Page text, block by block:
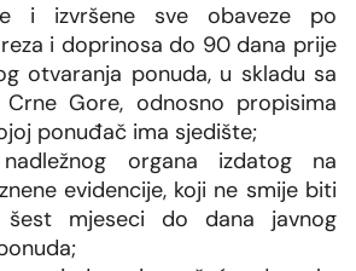
i izvršene sve obaveze po
i doprinosa do 90 dana prije
otvaranja ponuda, u skladu sa
Gore, odnosno propisima
ponuđač ima sjedište;
organa izdatog na
evidencije, koji ne smije biti
mjeseci do dana javnog